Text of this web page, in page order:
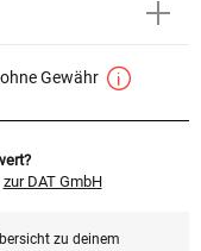
Gewähr
zur DAT GmbH
zu deinem